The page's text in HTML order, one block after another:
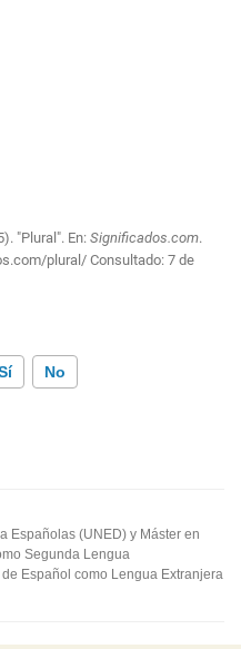
"Plural". En: Significados.com.
plural/ Consultado: 7 de
No
incorrecta
Españolas (UNED) y Máster en
Segunda Lengua
Español como Lengua Extranjera